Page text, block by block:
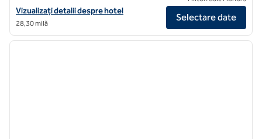
Vizualizați detalii despre hotel pentru DoubleTree by Hilton London
Vizualizați detalii despre hotel
28,30 milă
Selectare date
1/12
1 din 12